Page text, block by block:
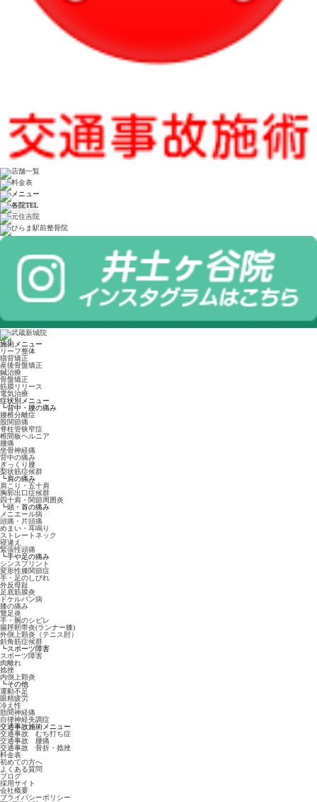
施術メニュー
リーフ整体
猫背矯正
産後骨盤矯正
鍼治療
骨盤矯正
筋膜リリース
電気治療
症状別メニュー
┗背中・腰の痛み
腰椎分離症
股関節痛
脊柱管狭窄症
椎間板ヘルニア
腰痛
坐骨神経痛
背中の痛み
ぎっくり腰
梨状筋症候群
┗肩の痛み
肩こり・五十肩
胸郭出口症候群
四十肩・関節周囲炎
┗頭・首の痛み
メニエール病
頭痛・片頭痛
めまい・耳鳴り
ストレートネック
寝違え
緊張性頭痛
┗手や足の痛み
シンスプリント
変形性膝関節症
手・足のしびれ
外反母趾
足底筋膜炎
ドケルバン病
膝の痛み
鵞足炎
手・腕のシビレ
腸脛靭帯炎(ランナー膝)
外側上顆炎（テニス肘）
斜角筋症候群
┗スポーツ障害
スポーツ障害
肉離れ
捻挫
内側上顆炎
┗その他
運動不足
眼精疲労
冷え性
肋間神経痛
自律神経失調症
交通事故施術メニュー
交通事故 むち打ち症
交通事故 腰痛
交通事故 骨折・捻挫
料金表
初めての方へ
よくある質問
ブログ
採用サイト
会社概要
プライバシーポリシー